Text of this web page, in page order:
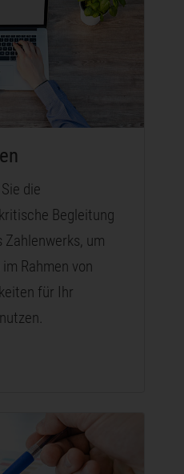
die
Begleitung
Zahlenwerks, um
Rahmen von
für Ihr